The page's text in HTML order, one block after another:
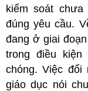
kiểm soát
đúng yêu cầu.
đang ở giai
trong điều
chóng. Việc
giáo dục nói